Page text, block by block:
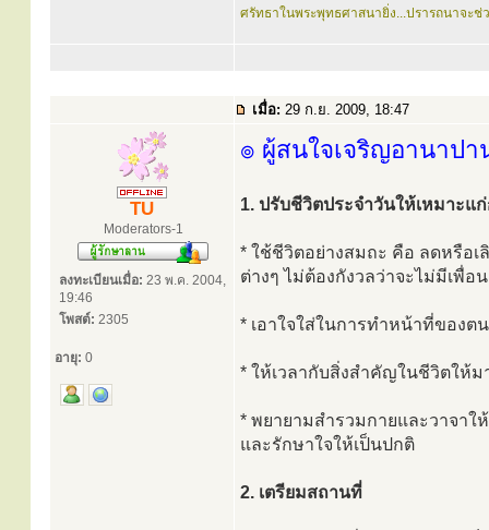
ศรัทธาในพระพุทธศาสนายิ่ง...ปรารถนาจะ
เมื่อ: 29 ก.ย. 2009, 18:47
TU
Moderators-1
ลงทะเบียนเมื่อ: 23 พ.ค. 2004,
19:46
โพสต์: 2305
อายุ: 0
๏ ผู้สนใจเจริญอานาปา
1. ปรับชีวิตประจำวันให้เหมาะแ
* ใช้ชีวิตอย่างสมถะ คือ ลดหรือเ
ต่างๆ ไม่ต้องกังวลว่าจะไม่มีเพื่
* เอาใจใส่ในการทำหน้าที่ของ
* ให้เวลากับสิ่งสำคัญในชีวิตให้
* พยายามสำรวมกายและวาจาใ
และรักษาใจให้เป็นปกติ
2. เตรียมสถานที่